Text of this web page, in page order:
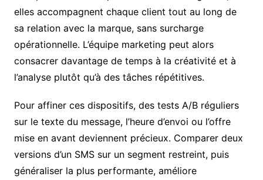
elles accompagnent chaque client tout au long de
sa relation avec la marque, sans surcharge
opérationnelle. L’équipe marketing peut alors
consacrer davantage de temps à la créativité et à
l’analyse plutôt qu’à des tâches répétitives.
Pour affiner ces dispositifs, des tests A/B réguliers
sur le texte du message, l’heure d’envoi ou l’offre
mise en avant deviennent précieux. Comparer deux
versions d’un SMS sur un segment restreint, puis
généraliser la plus performante, améliore